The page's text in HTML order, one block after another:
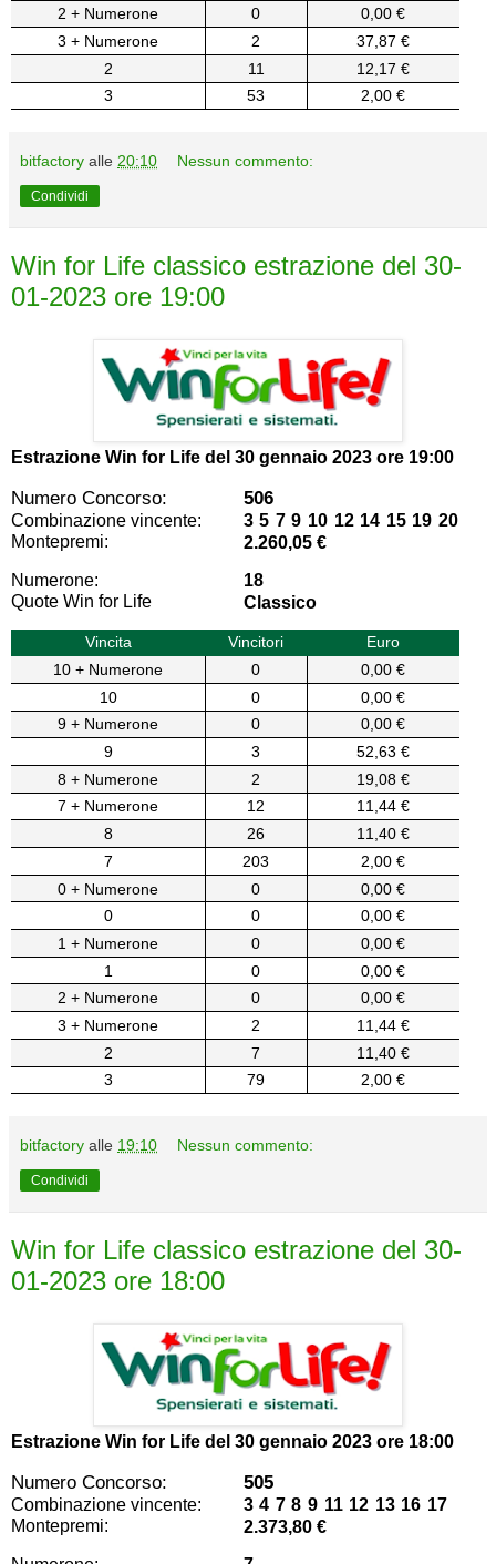
2 + Numerone
0
0,00 €
3 + Numerone
2
37,87 €
2
11
12,17 €
3
53 2,00 €
bitfactory alle 20:10 Nessun commento:
Condividi
Win for Life classico estrazione del 30-
01-2023 ore 19:00
Estrazione Win for Life del 30 gennaio 2023 ore 19:00
Numero Concorso: 506
Combinazione vincente:
3 5 7 9 10 12 14 15 19 20
Montepremi:
2.260,05 €
Numerone:
18
Quote Win for Life
Classico
Vincita Vincitori
Euro
10 + Numerone
0
0,00 €
10
0
0,00 €
9 + Numerone
0
0,00 €
9
3
52,63 €
8 + Numerone
2
19,08 €
7 + Numerone
12
11,44 €
8
26
11,40 €
7
203
2,00 €
0 + Numerone
0
0,00 €
0
0
0,00 €
1 + Numerone
0
0,00 €
1
0
0,00 €
2 + Numerone
0
0,00 €
3 + Numerone
2
11,44 €
2
7
11,40 €
3
79 2,00 €
bitfactory alle 19:10 Nessun commento:
Condividi
Win for Life classico estrazione del 30-
01-2023 ore 18:00
Estrazione Win for Life del 30 gennaio 2023 ore 18:00
Numero Concorso: 505
Combinazione vincente:
3 4 7 8 9 11 12 13 16 17
Montepremi:
2.373,80 €